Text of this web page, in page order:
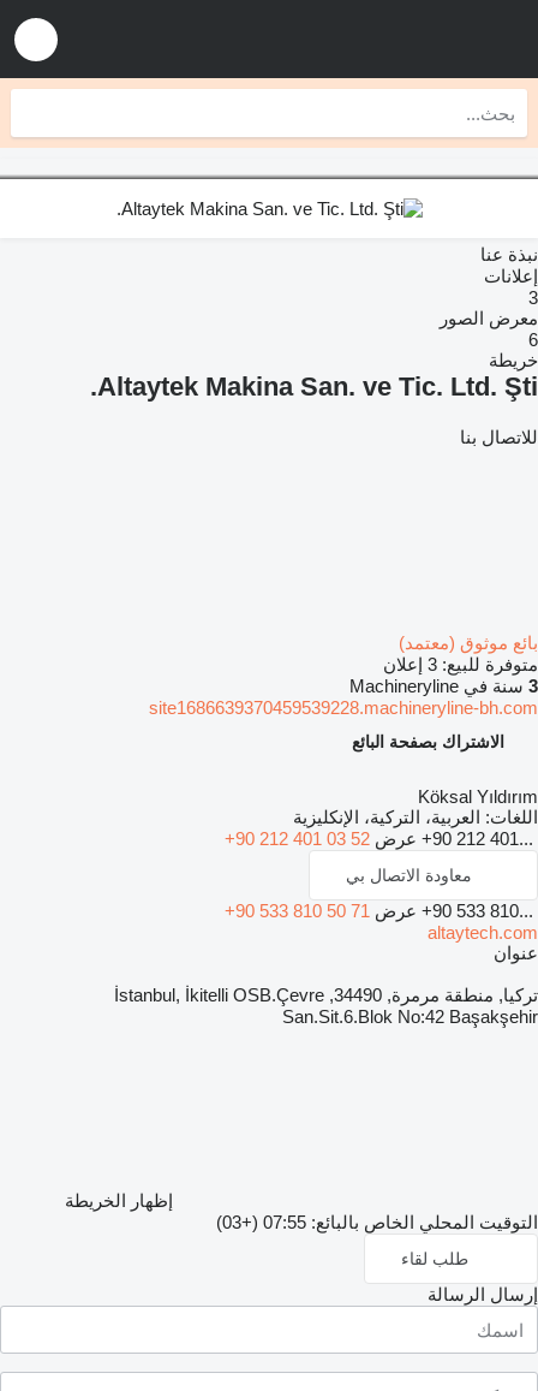
نبذة عنا
إعلانات
3
معرض الصور
6
خريطة
Altaytek Makina San. ve Tic. Ltd. Şti.
للاتصال بنا
بائع موثوق (معتمد)
متوفرة للبيع: 3 إعلان
3 سنة في Machineryline
site1686639370459539228.machineryline-bh.com
الاشتراك بصفحة البائع
Köksal Yıldırım
اللغات: العربية، التركية، الإنكليزية
+90 212 401... عرض +90 212 401 03 52
معاودة الاتصال بي
+90 533 810... عرض +90 533 810 50 71
altaytech.com
عنوان
تركيا, منطقة مرمرة, 34490, İstanbul, İkitelli OSB.Çevre
San.Sit.6.Blok No:42 Başakşehir
إظهار الخريطة
التوقيت المحلي الخاص بالبائع: 07:55 (+03)
طلب لقاء
إرسال الرسالة